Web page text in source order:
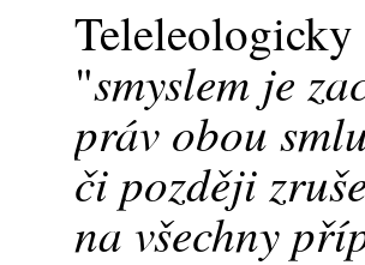
"smyslem je
práv obou
či později
na všechny